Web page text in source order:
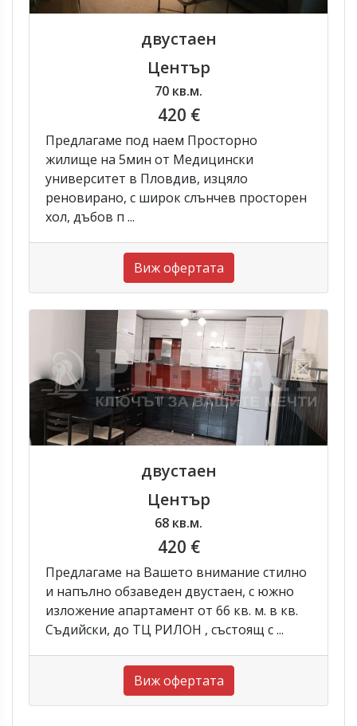
двустаен
Център
70 кв.м.
420 €
Предлагаме под наем Просторно
жилище на 5мин от Медицински
университет в Пловдив, изцяло
реновирано, с широк слънчев просторен
хол, дъбов п ...
Виж офертата
двустаен
Център
68 кв.м.
420 €
Предлагаме на Вашето внимание стилно
и напълно обзаведен двустаен, с южно
изложение апартамент от 66 кв. м. в кв.
Съдийски, до ТЦ РИЛОН , състоящ с ...
Виж офертата